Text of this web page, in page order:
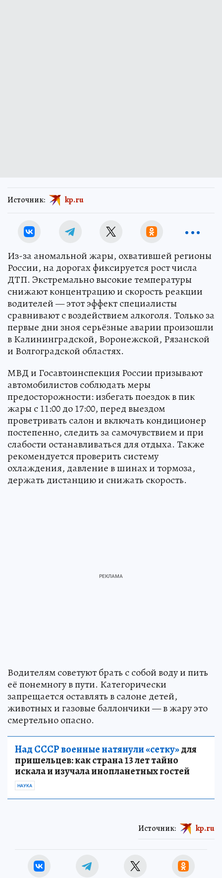
Источник: kp.ru
Из-за аномальной жары, охватившей регионы
России, на дорогах фиксируется рост числа
ДТП. Экстремально высокие температуры
снижают концентрацию и скорость реакции
водителей — этот эффект специалисты
сравнивают с воздействием алкоголя. Только за
первые дни зноя серьёзные аварии произошли
в Калининградской, Воронежской, Рязанской
и Волгоградской областях.
МВД и Госавтоинспекция России призывают
автомобилистов соблюдать меры
предосторожности: избегать поездок в пик
жары с 11:00 до 17:00, перед выездом
проветривать салон и включать кондиционер
постепенно, следить за самочувствием и при
слабости останавливаться для отдыха. Также
рекомендуется проверить систему
охлаждения, давление в шинах и тормоза,
держать дистанцию и снижать скорость.
Водителям советуют брать с собой воду и пить
её понемногу в пути. Категорически
запрещается оставлять в салоне детей,
животных и газовые баллончики — в жару это
смертельно опасно.
Над СССР военные натянули «сетку»для
пришельцев: как страна 13 лет тайно
искала и изучала инопланетных гостей
НАУКА
Источник: kp.ru